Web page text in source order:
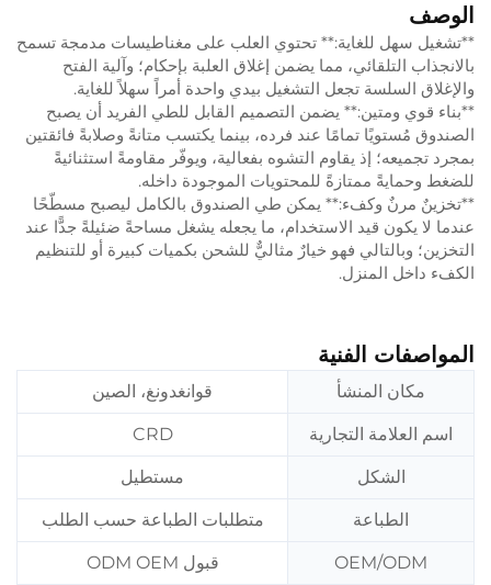
الوصف
**تشغيل سهل للغاية:** تحتوي العلب على مغناطيسات مدمجة تسمح
بالانجذاب التلقائي، مما يضمن إغلاق العلبة بإحكام؛ وآلية الفتح
والإغلاق السلسة تجعل التشغيل بيدي واحدة أمراً سهلاً للغاية.
**بناء قوي ومتين:** يضمن التصميم القابل للطي الفريد أن يصبح
الصندوق مُستويًا تمامًا عند فرده، بينما يكتسب متانةً وصلابةً فائقتين
بمجرد تجميعه؛ إذ يقاوم التشوه بفعالية، ويوفّر مقاومةً استثنائيةً
للضغط وحمايةً ممتازةً للمحتويات الموجودة داخله.
**تخزينٌ مرنٌ وكفء:** يمكن طي الصندوق بالكامل ليصبح مسطّحًا
عندما لا يكون قيد الاستخدام، ما يجعله يشغل مساحةً ضئيلةً جدًّا عند
التخزين؛ وبالتالي فهو خيارٌ مثاليٌّ للشحن بكميات كبيرة أو للتنظيم
الكفء داخل المنزل.
المواصفات الفنية
مكان المنشأ قوانغدونغ، الصين
اسم العلامة التجارية CRD
الشكل مستطيل
الطباعة متطلبات الطباعة حسب الطلب
OEM/ODM قبول ODM OEM